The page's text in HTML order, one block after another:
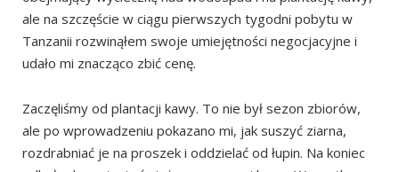
ale na szczęście w ciągu pierwszych tygodni pobytu w
Tanzanii rozwinąłem swoje umiejętności negocjacyjne i
udało mi znacząco zbić cenę.
Zaczęliśmy od plantacji kawy. To nie był sezon zbiorów,
ale po wprowadzeniu pokazano mi, jak suszyć ziarna,
rozdrabniać je na proszek i oddzielać od łupin. Na koniec